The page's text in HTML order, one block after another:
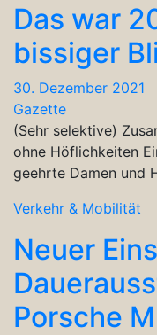
Das war
bissiger
30. Dezember 2021
Gazette
(Sehr selektive)
ohne Höflichkeiten
geehrte Damen und
Verkehr & Mobilität
Neuer
Porsche